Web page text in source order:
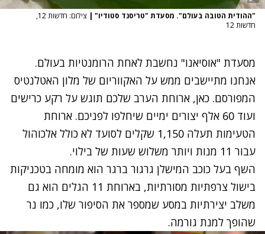
"ההודית הטובה בעולם". מסעדת "טריסנד סטודיו" |
צילום: חדשות 12,
חדשות 12
מסעדת "אוסיאנו" נחשבת לאחת הרומנטיות בעולם.
אנחנו מתיישבים ממש על האקווריום של מלון האטלנטיס
המפורסם. כאן, ארוחת הערב שלכם תוגש על רקע כרישים
ועוד 60 אלף יצורים ימיים שיחלפו לפניכם. ארוחת
הטעימות תעלה 1,150 שקלים לסועד לא כולל אלכוהול
עבור 11 מנות ויותר משלוש שעות של בילוי.
השף בעל כוכב המישלן גרגור ברגר הוא מומחה בטכניקות
בישול צרפתיות מסורתיות, בארוחת 11 הגלים הוא גם
משלב יצירתיות במסע שמספר את הסיפור שלו, כמו נר
שהופך למנת גורמה.